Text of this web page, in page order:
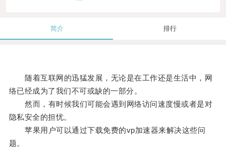
简介 排行
随着互联网的迅猛发展，无论是在工作还是生活中，网
络已经成为了我们不可或缺的一部分。
然而，有时候我们可能会遇到网络访问速度慢或者是对
隐私安全的担忧。
苹果用户可以通过下载免费的vp加速器来解决这些问
题。